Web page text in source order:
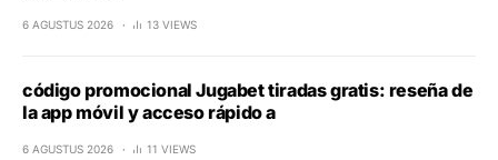
6 AGUSTUS 2026 13 VIEWS
código promocional Jugabet tiradas gratis: reseña de
la app móvil y acceso rápido a
6 AGUSTUS 2026 11 VIEWS